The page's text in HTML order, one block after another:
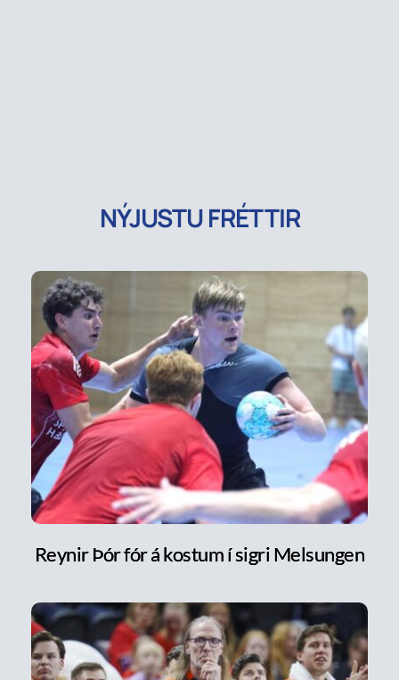
NÝJUSTU FRÉTTIR
Reynir Þór fór á kostum í sigri Melsungen